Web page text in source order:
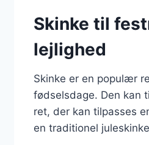
Skinke til
lejlighed
Skinke er en populær
fødselsdage. Den kan
ret, der kan tilpasses
en traditionel